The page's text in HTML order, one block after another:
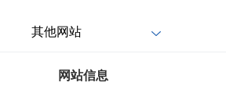
其他网站
网站信息